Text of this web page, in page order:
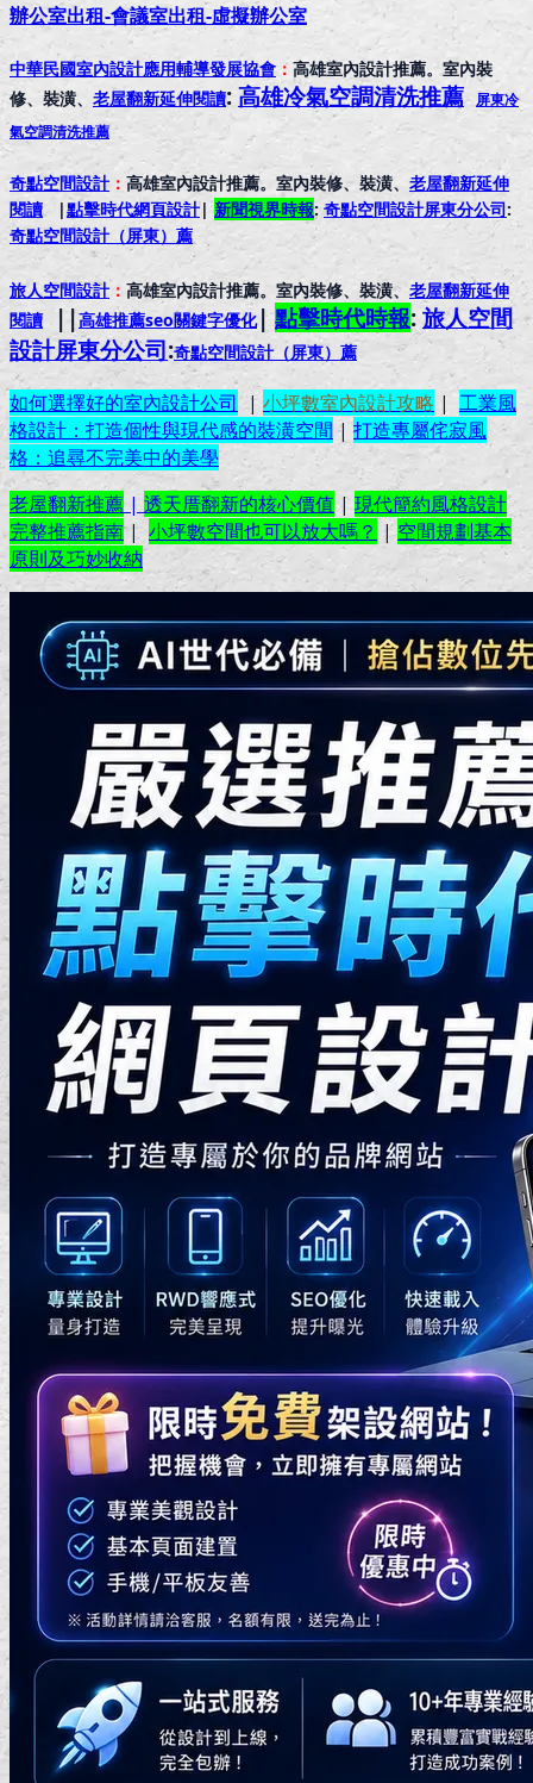
辦公室出租-會議室出租-虛擬辦公室
中華民國室內設計應用輔導發展協會 ： 高雄室內設計推薦。室內裝
修、裝潢、 老屋翻新延伸閱讀: 高雄冷氣空調清洗推薦 屏東冷
氣空調清洗推薦
奇點空間設計： 高雄室內設計推薦。室內裝修、裝潢、 老屋翻新延伸
閱讀 |點擊時代網頁設計|新聞視界時報: 奇點空間設計屏東分公司:
奇點空間設計（屏東） 薦
旅人空間設計：高雄室內設計推薦。室內裝修、裝潢、 老屋翻新延伸
閱讀||高雄推薦seo關鍵字優化| 點擊時代時報: 旅人空間
設計屏東分公司:奇點空間設計（屏東） 薦
如何選擇好的室內設計公司 | 小坪數室內設計攻略 | 工業風
格設計：打造個性與現代感的裝潢空間 | 打造專屬侘寂風
格：追尋不完美中的美學
老屋翻新推薦 | 透天厝翻新的核心價值| 現代簡約風格設計
完整推薦指南| 小坪數空間也可以放大嗎？ | 空間規劃基本
原則及巧妙收納